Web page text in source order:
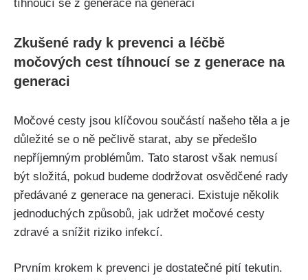
Zkušené‌ rady k prevenci a ⁣léčbě
močových cest tíhnoucí se z generace na
generaci
Močové⁤ cesty jsou klíčovou ⁢součástí našeho těla a ⁢je
‌důležité se o ně pečlivě‌ starat, aby se předešlo‍
nepříjemným problémům. Tato starost ⁤však nemusí⁤
být složitá, ⁢pokud budeme dodržovat osvědčené rady
⁢předávané z generace na generaci. ⁤Existuje několik
‍jednoduchých způsobů, jak udržet močové cesty⁢
zdravé a snížit riziko ‍infekcí.
Prvním krokem k prevenci je​ dostatečné pití ‍tekutin.